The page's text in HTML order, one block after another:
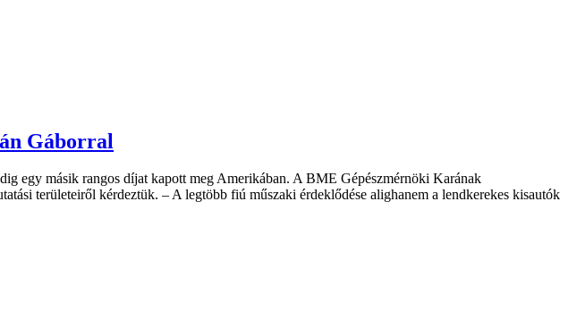
Gáborral
egy másik rangos díjat kapott meg Amerikában. A BME Gépészmérnöki Karának
területeiről kérdeztük. – A legtöbb fiú műszaki érdeklődése alighanem a lendkerekes kisautók